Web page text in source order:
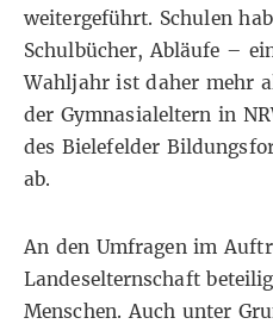
weitergeführt. Schulen
Schulbücher, Abläufe –
Wahljahr ist daher mehr
der Gymnasialeltern in
des Bielefelder
ab.
An den Umfragen im
Landeselternschaft
Menschen. Auch unter